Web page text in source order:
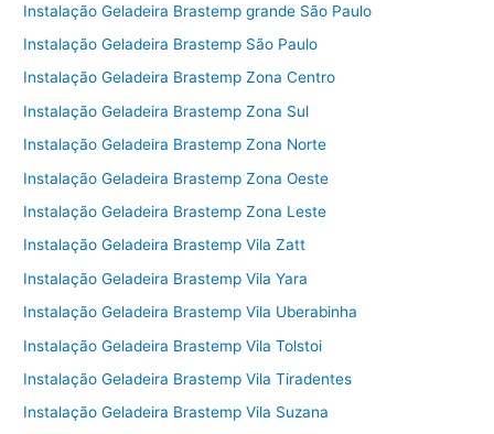
Instalação Geladeira Brastemp grande São Paulo
Instalação Geladeira Brastemp São Paulo
Instalação Geladeira Brastemp Zona Centro
Instalação Geladeira Brastemp Zona Sul
Instalação Geladeira Brastemp Zona Norte
Instalação Geladeira Brastemp Zona Oeste
Instalação Geladeira Brastemp Zona Leste
Instalação Geladeira Brastemp Vila Zatt
Instalação Geladeira Brastemp Vila Yara
Instalação Geladeira Brastemp Vila Uberabinha
Instalação Geladeira Brastemp Vila Tolstoi
Instalação Geladeira Brastemp Vila Tiradentes
Instalação Geladeira Brastemp Vila Suzana